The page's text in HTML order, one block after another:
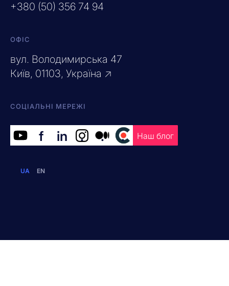
+380 (50) 356 74 94
ОФІС
вул. Володимирська 47
Київ, 01103, Україна ↗
СОЦІАЛЬНІ МЕРЕЖІ
f in . . . Наш блог
UA EN